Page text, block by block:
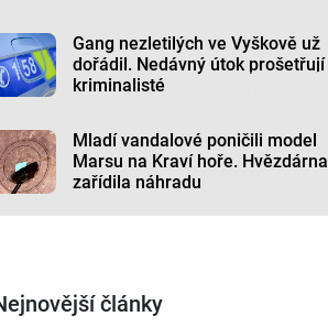
Gang nezletilých ve Vyškově už
dořádil. Nedávný útok prošetřují
kriminalisté
Mladí vandalové poničili model
Marsu na Kraví hoře. Hvězdárna
zařídila náhradu
články